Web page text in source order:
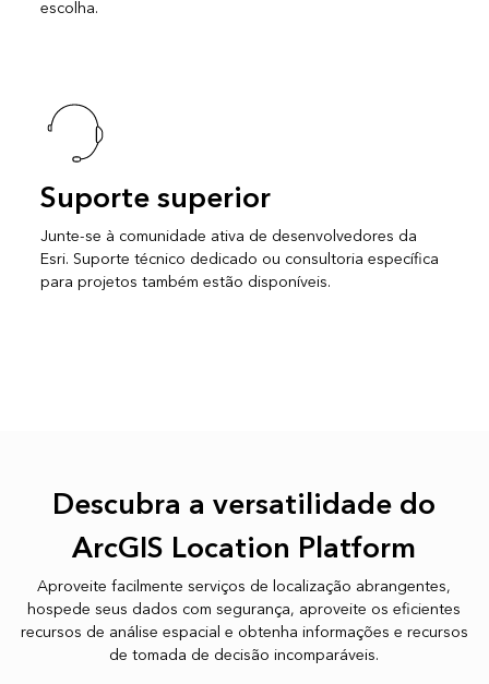
escolha.
Suporte superior
Junte-se à comunidade ativa de desenvolvedores da
Esri. Suporte técnico dedicado ou consultoria específica
para projetos também estão disponíveis.
Descubra a versatilidade do
ArcGIS Location Platform
Aproveite facilmente serviços de localização abrangentes,
hospede seus dados com segurança, aproveite os eficientes
recursos de análise espacial e obtenha informações e recursos
de tomada de decisão incomparáveis.